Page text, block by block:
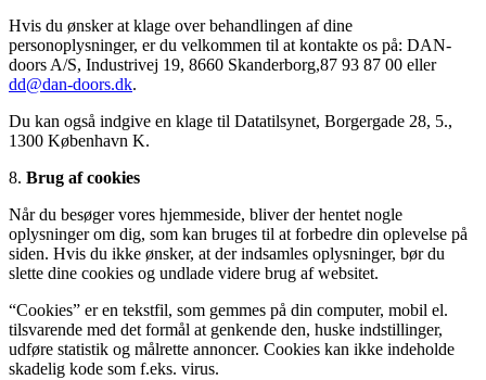
Hvis du ønsker at klage over behandlingen af dine
personoplysninger, er du velkommen til at kontakte os på: DAN-
doors A/S, Industrivej 19, 8660 Skanderborg,87 93 87 00 eller
dd@dan-doors.dk.
Du kan også indgive en klage til Datatilsynet, Borgergade 28, 5.,
1300 København K.
8. Brug af cookies
Når du besøger vores hjemmeside, bliver der hentet nogle
oplysninger om dig, som kan bruges til at forbedre din oplevelse på
siden. Hvis du ikke ønsker, at der indsamles oplysninger, bør du
slette dine cookies og undlade videre brug af websitet.
“Cookies” er en tekstfil, som gemmes på din computer, mobil el.
tilsvarende med det formål at genkende den, huske indstillinger,
udføre statistik og målrette annoncer. Cookies kan ikke indeholde
skadelig kode som f.eks. virus.